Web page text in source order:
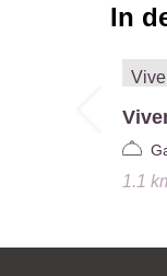
In
1.1